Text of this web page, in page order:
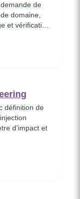
de
domaine,
et vérification
définition de
d’impact et